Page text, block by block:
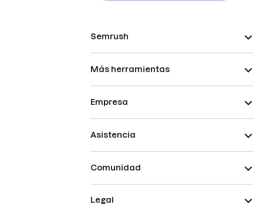
Semrush
Más herramientas
Empresa
Asistencia
Comunidad
Legal